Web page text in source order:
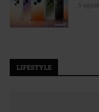
5
LIFESTYLE